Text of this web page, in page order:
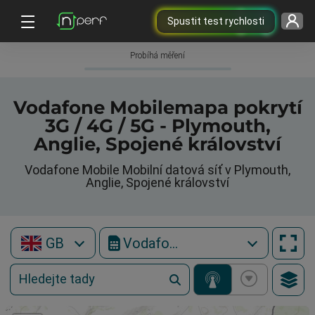
Spustit test rychlosti
Probíhá měření
Vodafone Mobilemapa pokrytí
3G / 4G / 5G - Plymouth,
Anglie, Spojené království
Vodafone Mobile Mobilní datová síť v Plymouth,
Anglie, Spojené království
GB Vodafone Mobile